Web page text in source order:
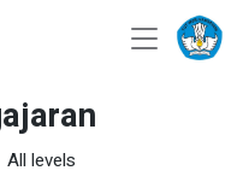
All levels